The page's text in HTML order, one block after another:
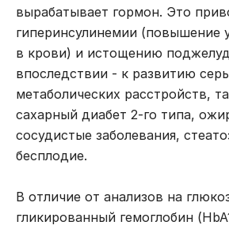
вырабатывает гормон. Это
гиперинсулинемии (повышение
в крови) и истощению
впоследствии - к развитию
метаболических расстройств,
сахарный диабет 2-го типа,
сосудистые заболевания,
бесплодие.
В отличие от анализов на
гликированный гемоглобин